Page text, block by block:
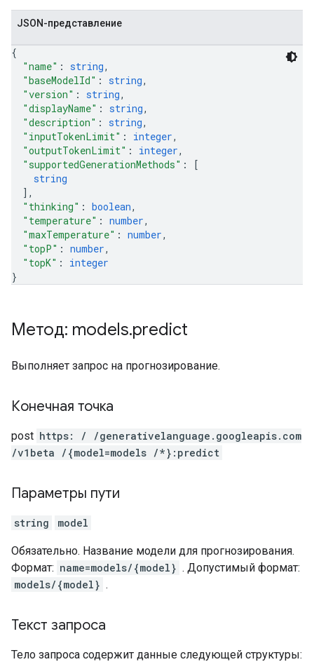
JSON-представление
{
"name" : string,
"baseModelId" : string,
"version" : string,
"displayName" : string,
"description" : string,
"inputTokenLimit" : integer,
"outputTokenLimit" : integer,
"supportedGenerationMethods" :
[
string
] ,
"thinking" : boolean,
"temperature" : number,
"maxTemperature" : number,
"topP" : number,
"topK" : integer
}
Метод: models.predict
Выполняет запрос на прогнозирование.
Конечная точка
post https: / /generativelanguage.googleapis.com
/v1beta /{model=models /*}:predict
Параметры пути
string model
Обязательно. Название модели для прогнозирования.
Формат: name=models/{model} . Допустимый формат:
models/{model} .
Текст запроса
Тело запроса содержит данные следующей структуры: